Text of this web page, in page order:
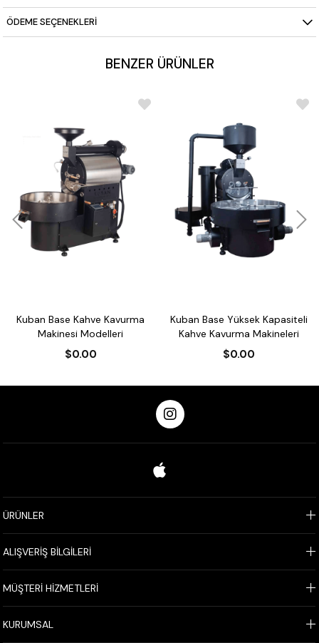
ÖDEME SEÇENEKLERI
BENZER ÜRÜNLER
Kuban Base Kahve Kavurma
Makinesi Modelleri
$0.00
Kuban Base Yüksek Kapasiteli
Kahve Kavurma Makineleri
$0.00
ÜRÜNLER
ALIŞVERİŞ BİLGİLERİ
MÜŞTERİ HİZMETLERİ
KURUMSAL